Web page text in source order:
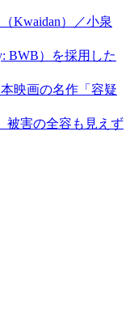
Kwaidan）／小泉
BWB）を採用した
映画の名作「容疑
被害の全容も見えず